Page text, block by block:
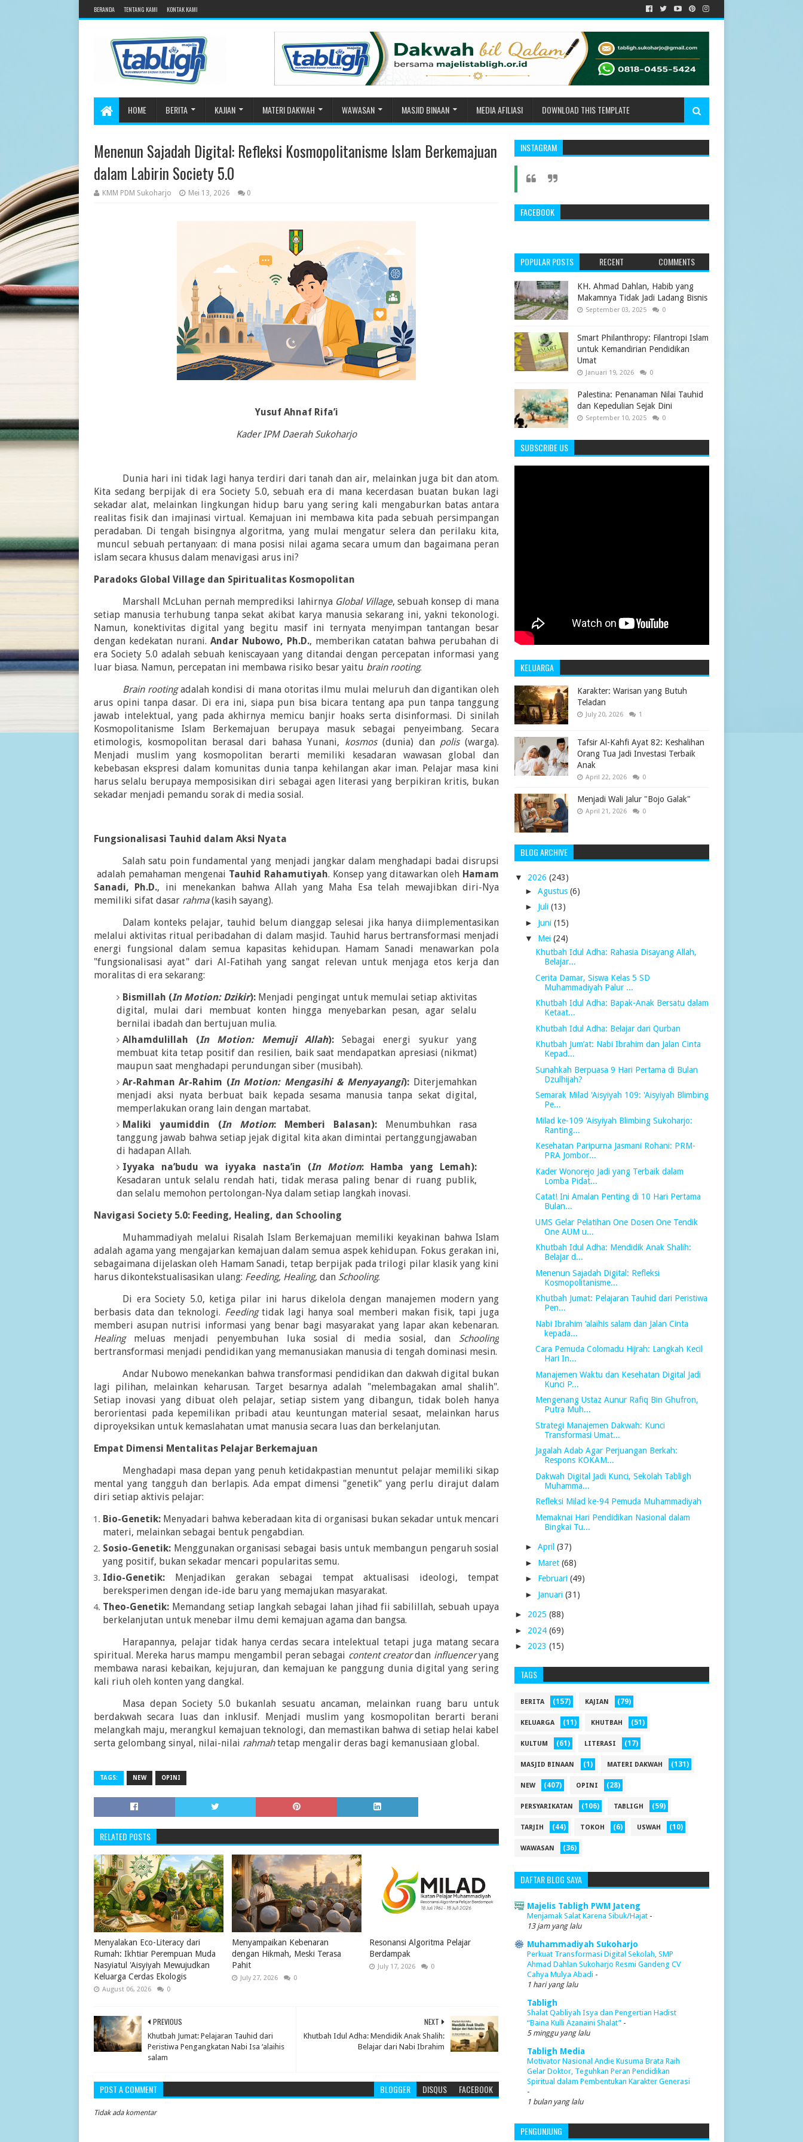
BERANDA TENTANG KAMI KONTAK KAMI
HOME BERITA KAJIAN MATERI DAKWAH WAWASAN MASJID BINAAN MEDIA AFILIASI DOWNLOAD THIS TEMPLATE
Menenun Sajadah Digital: Refleksi Kosmopolitanisme Islam Berkemajuan
dalam Labirin Society 5.0
KMM PDM Sukoharjo Mei 13, 2026 0
Yusuf Ahnaf Rifa’i
Kader IPM Daerah Sukoharjo
Dunia hari ini tidak lagi hanya terdiri dari tanah dan air, melainkan juga bit dan atom.
Kita sedang berpijak di era Society 5.0, sebuah era di mana kecerdasan buatan bukan lagi
sekadar alat, melainkan lingkungan hidup baru yang sering kali mengaburkan batas antara
realitas fisik dan imajinasi virtual. Kemajuan ini membawa kita pada sebuah persimpangan
peradaban. Di tengah bisingnya algoritma, yang mulai mengatur selera dan perilaku kita,
muncul sebuah pertanyaan: di mana posisi nilai agama secara umum dan bagaimana peran
islam secara khusus dalam menavigasi arus ini?
Paradoks Global Village dan Spiritualitas Kosmopolitan
Marshall McLuhan pernah memprediksi lahirnya Global Village, sebuah konsep di mana
setiap manusia terhubung tanpa sekat akibat karya manusia sekarang ini, yakni tekonologi.
Namun, konektivitas digital yang begitu masif ini ternyata menyimpan tantangan besar
dengan kedekatan nurani. Andar Nubowo, Ph.D., memberikan catatan bahwa perubahan di
era Society 5.0 adalah sebuah keniscayaan yang ditandai dengan percepatan informasi yang
luar biasa. Namun, percepatan ini membawa risiko besar yaitu brain rooting.
Brain rootingadalah kondisi di mana otoritas ilmu mulai meluruh dan digantikan oleh
arus opini tanpa dasar. Di era ini, siapa pun bisa bicara tentang apa pun tanpa tanggung
jawab intelektual, yang pada akhirnya memicu banjir hoaks serta disinformasi. Di sinilah
Kosmopolitanisme Islam Berkemajuan berupaya masuk sebagai penyeimbang. Secara
etimologis, kosmopolitan berasal dari bahasa Yunani, kosmos(dunia) dan polis(warga).
Menjadi muslim yang kosmopolitan berarti memiliki kesadaran wawasan global dan
kebebasan ekspresi dalam komunitas dunia tanpa kehilangan akar iman. Pelajar masa kini
harus selalu berupaya memposisikan diri sebagai agen literasi yang berpikiran kritis, bukan
sekadar menjadi pemandu sorak di media sosial.
Fungsionalisasi Tauhid dalam Aksi Nyata
Salah satu poin fundamental yang menjadi jangkar dalam menghadapi badai disrupsi
adalah pemahaman mengenai Tauhid Rahamutiyah. Konsep yang ditawarkan oleh Hamam
Sanadi, Ph.D., ini menekankan bahwa Allah yang Maha Esa telah mewajibkan diri-Nya
memiliki sifat dasar rahma(kasih sayang).
Dalam konteks pelajar, tauhid belum dianggap selesai jika hanya diimplementasikan
melalui aktivitas ritual peribadahan di dalam masjid. Tauhid harus bertransformasi menjadi
energi fungsional dalam semua kapasitas kehidupan. Hamam Sanadi menawarkan pola
"fungsionalisasi ayat" dari Al-Fatihah yang sangat relevan untuk menjaga etos kerja dan
moralitas di era sekarang:
Bismillah (In Motion: Dzikir): Menjadi pengingat untuk memulai setiap aktivitas
digital, mulai dari membuat konten hingga menyebarkan pesan, agar selalu
bernilai ibadah dan bertujuan mulia.
Alhamdulillah (In Motion: Memuji Allah): Sebagai energi syukur yang
membuat kita tetap positif dan resilien, baik saat mendapatkan apresiasi (nikmat)
maupun saat menghadapi perundungan siber (musibah).
Ar-Rahman Ar-Rahim (In Motion: Mengasihi & Menyayangi): Diterjemahkan
menjadi aksi nyata berbuat baik kepada sesama manusia tanpa sekat digital,
memperlakukan orang lain dengan martabat.
Maliki yaumiddin (In Motion: Memberi Balasan):Menumbuhkan rasa
tanggung jawab bahwa setiap jejak digital kita akan dimintai pertanggungjawaban
di hadapan Allah.
Iyyaka na’budu wa iyyaka nasta’in (In Motion: Hamba yang Lemah):
Kesadaran untuk selalu rendah hati, tidak merasa paling benar di ruang publik,
dan selalu memohon pertolongan-Nya dalam setiap langkah inovasi.
Navigasi Society 5.0: Feeding, Healing, dan Schooling
Muhammadiyah melalui Risalah Islam Berkemajuan memiliki keyakinan bahwa Islam
adalah agama yang mengajarkan kemajuan dalam semua aspek kehidupan. Fokus gerakan ini,
sebagaimana dijelaskan oleh Hamam Sanadi, tetap berpijak pada trilogi pilar klasik yang kini
harus dikontekstualisasikan ulang: Feeding, Healing, dan Schooling.
Di era Society 5.0, ketiga pilar ini harus dikelola dengan manajemen modern yang
berbasis data dan teknologi. Feedingtidak lagi hanya soal memberi makan fisik, tapi juga
memberi asupan nutrisi informasi yang benar bagi masyarakat yang lapar akan kebenaran.
Healingmeluas menjadi penyembuhan luka sosial di media sosial, dan Schooling
bertransformasi menjadi pendidikan yang memanusiakan manusia di tengah dominasi mesin.
Andar Nubowo menekankan bahwa transformasi pendidikan dan dakwah digital bukan
lagi pilihan, melainkan keharusan. Target besarnya adalah "melembagakan amal shalih".
Setiap inovasi yang dibuat oleh pelajar, setiap sistem yang dibangun, tidak boleh hanya
berorientasi pada kepemilikan pribadi atau keuntungan material sesaat, melainkan harus
diproyeksikan untuk kemaslahatan umat manusia secara luas dan berkelanjutan.
Empat Dimensi Mentalitas Pelajar Berkemajuan
Menghadapi masa depan yang penuh ketidakpastian menuntut pelajar memiliki sikap
mental yang tangguh dan berlapis. Ada empat dimensi "genetik" yang perlu dirajut dalam
diri setiap aktivis pelajar:
Bio-Genetik: Menyadari bahwa keberadaan kita di organisasi bukan sekadar untuk mencari
materi, melainkan sebagai bentuk pengabdian.
Sosio-Genetik: Menggunakan organisasi sebagai basis untuk membangun pengaruh sosial
yang positif, bukan sekadar mencari popularitas semu.
Idio-Genetik: Menjadikan gerakan sebagai tempat aktualisasi ideologi, tempat
bereksperimen dengan ide-ide baru yang memajukan masyarakat.
Theo-Genetik: Memandang setiap langkah sebagai lahan jihad fii sabilillah, sebuah upaya
berkelanjutan untuk menebar ilmu demi kemajuan agama dan bangsa.
Harapannya, pelajar tidak hanya cerdas secara intelektual tetapi juga matang secara
spiritual. Mereka harus mampu mengambil peran sebagai content creatordan influenceryang
membawa narasi kebaikan, kejujuran, dan kemajuan ke panggung dunia digital yang sering
kali riuh oleh konten yang dangkal.
Masa depan Society 5.0 bukanlah sesuatu ancaman, melainkan ruang baru untuk
berdakwah secara luas dan inklusif. Menjadi muslim yang kosmopolitan berarti berani
melangkah maju, merangkul kemajuan teknologi, dan memastikan bahwa di setiap helai kabel
serta gelombang sinyal, nilai-nilai rahmahtetap mengalir deras bagi kemanusiaan global.
TAGS: NEW OPINI
RELATED POSTS
Menyalakan Eco-Literacy dari
Rumah: Ikhtiar Perempuan Muda
Nasyiatul 'Aisyiyah Mewujudkan
Keluarga Cerdas Ekologis
August 06, 2026 0
Menyampaikan Kebenaran
dengan Hikmah, Meski Terasa
Pahit
July 27, 2026 0
Resonansi Algoritma Pelajar
Berdampak
July 17, 2026 0
NEXT
Khutbah Idul Adha: Mendidik Anak Shalih:
Belajar dari Nabi Ibrahim
PREVIOUS
Khutbah Jumat: Pelajaran Tauhid dari
Peristiwa Pengangkatan Nabi Isa ‘alaihis
salam
POST A COMMENT BLOGGER DISQUS FACEBOOK
Tidak ada komentar
INSTAGRAM
FACEBOOK
POPULAR POSTS RECENT COMMENTS
KH. Ahmad Dahlan, Habib yang
Makamnya Tidak Jadi Ladang Bisnis
September 03, 2025 0
Smart Philanthropy: Filantropi Islam
untuk Kemandirian Pendidikan
Umat
Januari 19, 2026 0
Palestina: Penanaman Nilai Tauhid
dan Kepedulian Sejak Dini
September 10, 2025 0
SUBSCRIBE US
KELUARGA
Karakter: Warisan yang Butuh
Teladan
July 20, 2026 1
Tafsir Al-Kahfi Ayat 82: Keshalihan
Orang Tua Jadi Investasi Terbaik
Anak
April 22, 2026 0
Menjadi Wali Jalur "Bojo Galak"
April 21, 2026 0
BLOG ARCHIVE
▼ 2026 (243)
► Agustus (6)
► Juli (13)
► Juni (15)
▼ Mei (24)
Khutbah Idul Adha: Rahasia Disayang Allah,
Belajar...
Cerita Damar, Siswa Kelas 5 SD
Muhammadiyah Palur ...
Khutbah Idul Adha: Bapak-Anak Bersatu dalam
Ketaat...
Khutbah Idul Adha: Belajar dari Qurban
Khutbah Jum’at: Nabi Ibrahim dan Jalan Cinta
Kepad...
Sunahkah Berpuasa 9 Hari Pertama di Bulan
Dzulhijah?
Semarak Milad 'Aisyiyah 109: 'Aisyiyah Blimbing
Pe...
Milad ke-109 'Aisyiyah Blimbing Sukoharjo:
Ranting...
Kesehatan Paripurna Jasmani Rohani: PRM-
PRA Jombor...
Kader Wonorejo Jadi yang Terbaik dalam
Lomba Pidat...
Catat! Ini Amalan Penting di 10 Hari Pertama
Bulan...
UMS Gelar Pelatihan One Dosen One Tendik
One AUM u...
Khutbah Idul Adha: Mendidik Anak Shalih:
Belajar d...
Menenun Sajadah Digital: Refleksi
Kosmopolitanisme...
Khutbah Jumat: Pelajaran Tauhid dari Peristiwa
Pen...
Nabi Ibrahim ‘alaihis salam dan Jalan Cinta
kepada...
Cara Pemuda Colomadu Hijrah: Langkah Kecil
Hari In...
Manajemen Waktu dan Kesehatan Digital Jadi
Kunci P...
Mengenang Ustaz Aunur Rafiq Bin Ghufron,
Putra Muh...
Strategi Manajemen Dakwah: Kunci
Transformasi Umat...
Jagalah Adab Agar Perjuangan Berkah:
Respons KOKAM...
Dakwah Digital Jadi Kunci, Sekolah Tabligh
Muhamma...
Refleksi Milad ke-94 Pemuda Muhammadiyah
Memaknai Hari Pendidikan Nasional dalam
Bingkai Tu...
► April (37)
► Maret (68)
► Februari (49)
► Januari (31)
► 2025 (88)
► 2024 (69)
► 2023 (15)
TAGS
BERITA (157) KAJIAN (79)
KELUARGA (11) KHUTBAH (51)
KULTUM (61) LITERASI (17)
MASJID BINAAN (1) MATERI DAKWAH (131)
NEW (407) OPINI (28)
PERSYARIKATAN (106) TABLIGH (59)
TARJIH (44) TOKOH (6) USWAH (10)
WAWASAN (36)
DAFTAR BLOG SAYA
Majelis Tabligh PWM Jateng
Menjamak Salat Karena Sibuk/Hajat -
13 jam yang lalu
Muhammadiyah Sukoharjo
Perkuat Transformasi Digital Sekolah, SMP
Ahmad Dahlan Sukoharjo Resmi Gandeng CV
Cahya Mulya Abadi -
1 hari yang lalu
Tabligh
Shalat Qabliyah Isya dan Pengertian Hadist
“Baina Kulli Azanaini Shalat” -
5 minggu yang lalu
Tabligh Media
Motivator Nasional Andie Kusuma Brata Raih
Gelar Doktor, Teguhkan Peran Pendidikan
Spiritual dalam Pembentukan Karakter Generasi
-
1 bulan yang lalu
PENGUNJUNG